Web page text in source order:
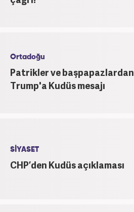
Ortadoğu
Patrikler ve başpapazlardan
Trump'a Kudüs mesajı
SİYASET
CHP’den Kudüs açıklaması